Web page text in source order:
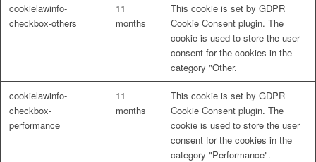
cookielawinfo-
checkbox-others
11
months
This cookie is set by GDPR
Cookie Consent plugin. The
cookie is used to store the user
consent for the cookies in the
category "Other.
cookielawinfo-
checkbox-
performance
11
months
This cookie is set by GDPR
Cookie Consent plugin. The
cookie is used to store the user
consent for the cookies in the
category "Performance".